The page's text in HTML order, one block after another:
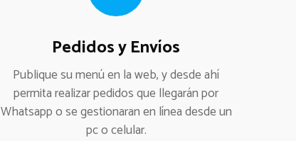
Pedidos y Envíos
Publique su menú en la web, y desde ahí
permita realizar pedidos que llegarán por
Whatsapp o se gestionaran en línea desde un
pc o celular.